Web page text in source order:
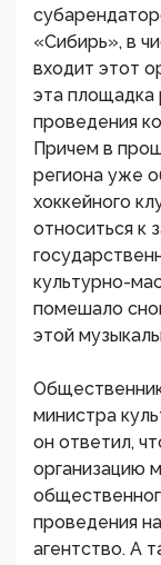
«Сибирь», в
входит этот
эта площадка
проведения
Причем в
региона уже
хоккейного
относиться к
культурно-
помешало
этой
министра
он ответил,
организацию
проведения
агентство. А